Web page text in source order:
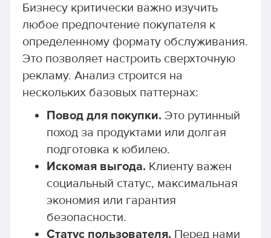
Бизнесу критически важно изучить
любое предпочтение покупателя к
определенному формату обслуживания.
Это позволяет настроить сверхточную
рекламу. Анализ строится на
нескольких базовых паттернах:
Повод для покупки. Это рутинный
поход за продуктами или долгая
подготовка к юбилею.
Искомая выгода. Клиенту важен
социальный статус, максимальная
экономия или гарантия
безопасности.
Статус пользователя. Перед нами